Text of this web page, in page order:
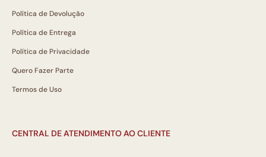
Política de Devolução
Política de Entrega
Política de Privacidade
Quero Fazer Parte
Termos de Uso
CENTRAL DE ATENDIMENTO AO CLIENTE